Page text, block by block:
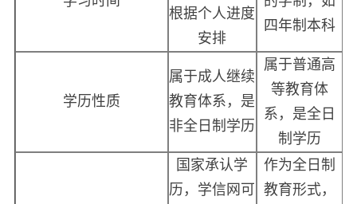
根据个人进度
安排
四年制本科
学历性质
属于成人继续
教育体系，是
非全日制学历
属于普通高
等教育体
系，是全日
制学历
国家承认学
历，学信网可
作为全日制
教育形式，